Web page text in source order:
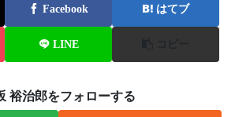
Facebook はてブ
LINE
裕治郎をフォローする